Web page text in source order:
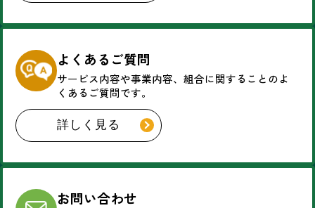
よくあるご質問
サービス内容や事業内容、組合に関することのよ
くあるご質問です。
詳しく見る
お問い合わせ